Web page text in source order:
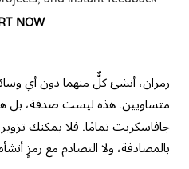
NOW
رمزان، أنشئ كلٌّ منهما دون أي
متساويين. هذه ليست صدفة، بل
جافاسكربت تمامًا. فلا يمكنك تزوير
بالمصادفة، ولا التصادم مع رمزٍ